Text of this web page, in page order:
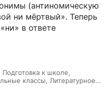
(антиномическую
ни мёртвый». Теперь
в ответе
Подготовка к школе,
классы, Литературное